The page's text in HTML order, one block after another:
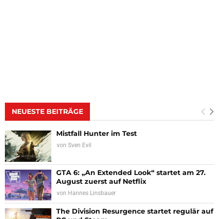
NEUESTE BEITRÄGE
Mistfall Hunter im Test
von Sven Evil
GTA 6: „An Extended Look“ startet am 27.
August zuerst auf Netflix
von Hannes Linsbauer
The Division Resurgence startet regulär auf